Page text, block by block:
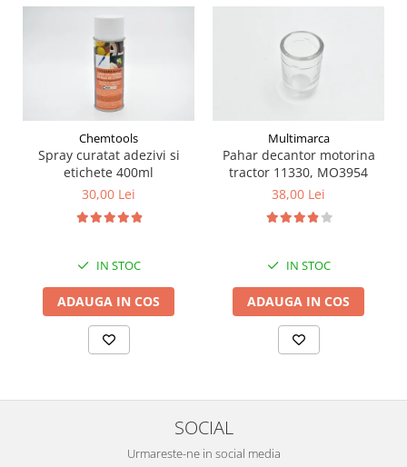
Piese electrice
Cabluri si mufe
Piese contact
Contactor 12V
Contactoare 24V
Contactoare 48V
Motoare electrice
Contact general - Ciuperca
Pedala
Sigurante
Becuri indicatoare
Piese Yuchai
Piese Zeppelin
Piese Schaeff
Piese Putzmeister
Piese Mitsubishi
Piese Matbro
Piese Lindner
Piese Jacobsen
Piese Ingersoll Rand
Piese Hanomag
Piese Hamm
Piese Furukawa
Chemtools
Spray curatat adezivi si
etichete 400ml
30,00 Lei
IN STOC
ADAUGA IN COS
Multimarca
Pahar decantor motorina
tractor 11330, MO3954
38,00 Lei
IN STOC
ADAUGA IN COS
SOCIAL
Urmareste-ne in social media